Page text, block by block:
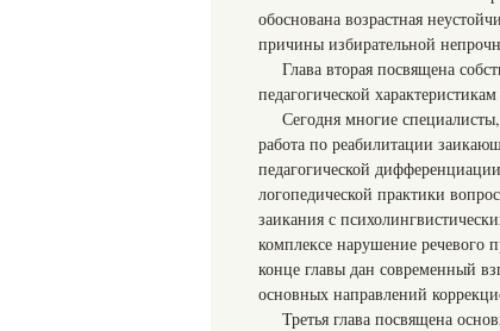
обоснована возрастная
причины избирательной
Глава вторая посвящена
педагогической
Сегодня многие
работа по реабилитации
педагогической
логопедической практики
заикания с
комплексе нарушение речевого
конце главы дан современный
основных направлений
Третья глава посвящена